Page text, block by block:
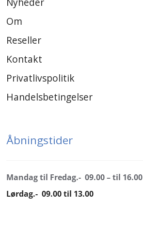
Om
Reseller
Kontakt
Privatlivspolitik
Handelsbetingelser
Åbningstider
Mandag til Fredag.- 09.00 – til 16.00
Lørdag.- 09.00 til 13.00